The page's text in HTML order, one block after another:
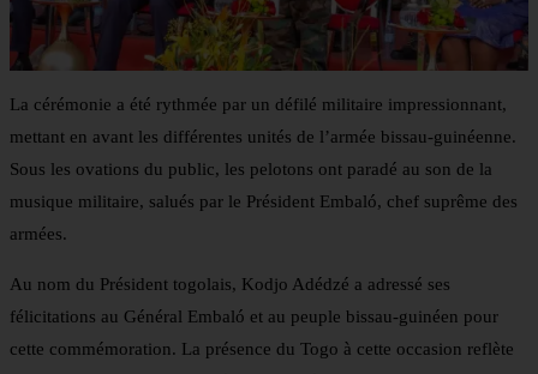
La cérémonie a été rythmée par un défilé militaire impressionnant,
mettant en avant les différentes unités de l’armée bissau-guinéenne.
Sous les ovations du public, les pelotons ont paradé au son de la
musique militaire, salués par le Président Embaló, chef suprême des
armées.
Au nom du Président togolais, Kodjo Adédzé a adressé ses
félicitations au Général Embaló et au peuple bissau-guinéen pour
cette commémoration. La présence du Togo à cette occasion reflète